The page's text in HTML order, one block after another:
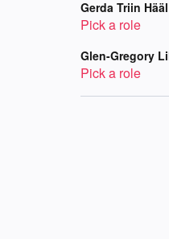
Gerda Triin Hääl
Pick a role
Glen-Gregory
Pick a role